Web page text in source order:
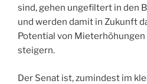
sind, gehen ungefiltert in den
und werden damit in Zukunft
Potential von
steigern.
Der Senat ist, zumindest im